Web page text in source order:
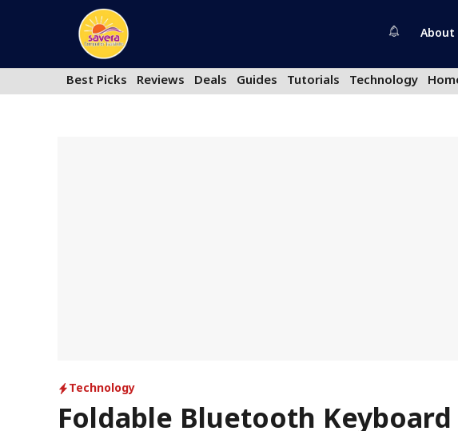
About
Best Picks Reviews Deals Guides Tutorials Technology
Technology
Foldable Bluetooth